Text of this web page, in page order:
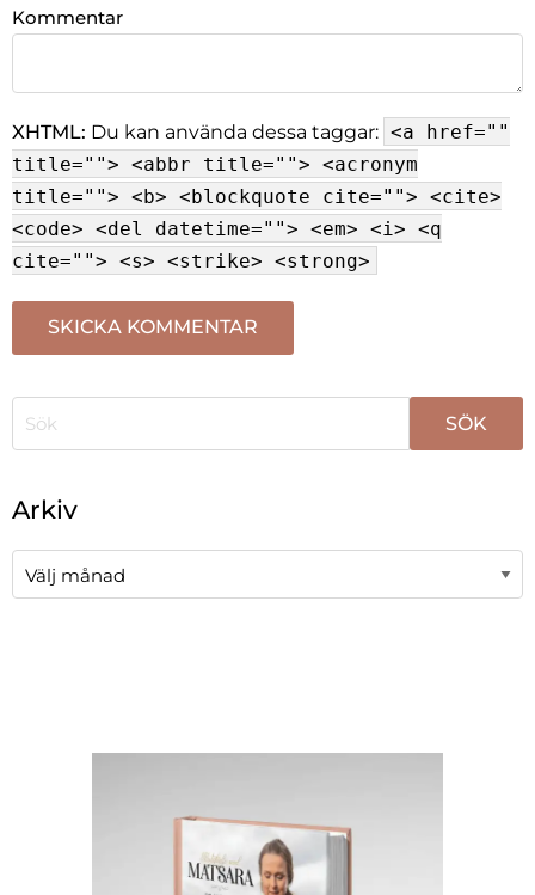
Kommentar
XHTML: Du kan använda dessa taggar: <a href=""
title=""> <abbr title=""> <acronym
title=""> <b> <blockquote cite=""> <cite>
<code> <del datetime=""> <em> <i> <q
cite=""> <s> <strike> <strong>
Arkiv